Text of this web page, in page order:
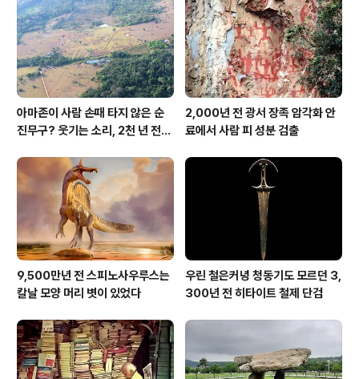
아마존이 사람 손때 타지 않은 순
진무구? 웃기는 소리, 2천 년 전에
2,000년 전 광서 장족 암각화 안
료에서 사람 피 성분 검출
9,500만년 전 스피노사우루스는
칼날 모양 머리 볏이 있었다
우린 철은커녕 청동기도 모르던 3,
300년 전 히타이트 철제 단검